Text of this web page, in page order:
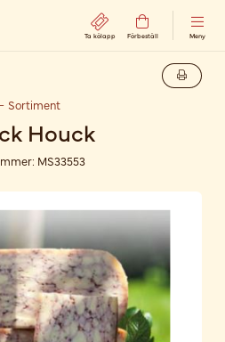
Ta kölapp Förbeställ Meny
Sortiment
Houck
MS33553